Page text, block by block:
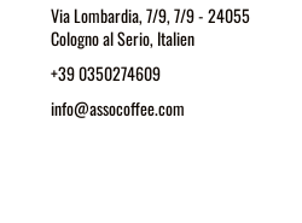
Via Lombardia, 7/9, 7/9 - 24055
Cologno al Serio, Italien
+39 0350274609
info@assocoffee.com